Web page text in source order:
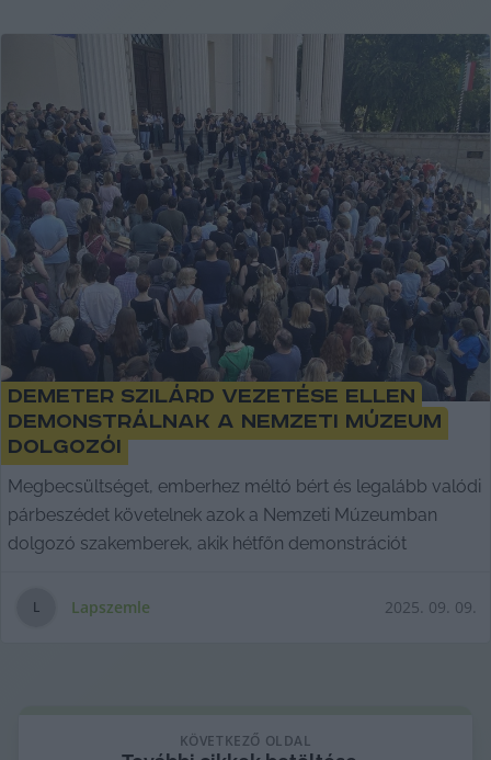
Demeter Szilárd vezetése ellen
demonstrálnak a Nemzeti Múzeum
dolgozói
Megbecsültséget, emberhez méltó bért és legalább valódi
párbeszédet követelnek azok a Nemzeti Múzeumban
dolgozó szakemberek, akik hétfőn demonstrációt
L Lapszemle 2025. 09. 09.
KÖVETKEZŐ OLDAL